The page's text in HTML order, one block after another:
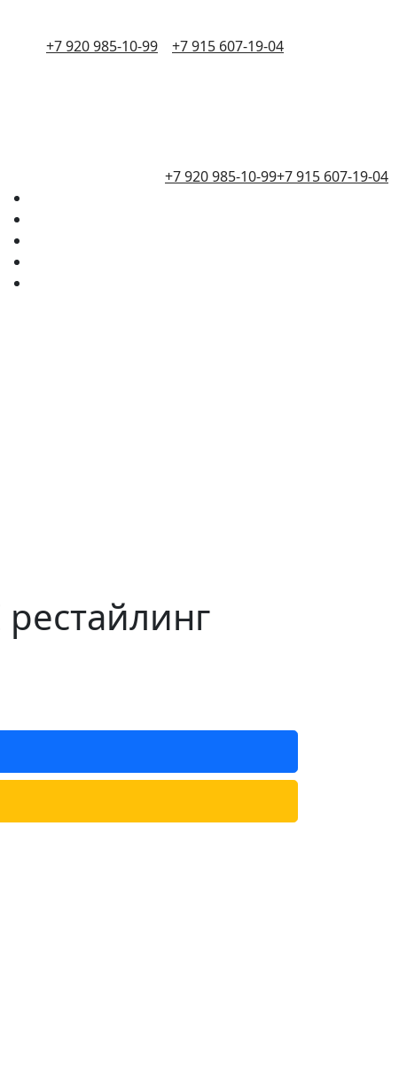
+7 920 985-10-99 +7 915 607-19-04
+7 920 985-10-99+7 915 607-19-04